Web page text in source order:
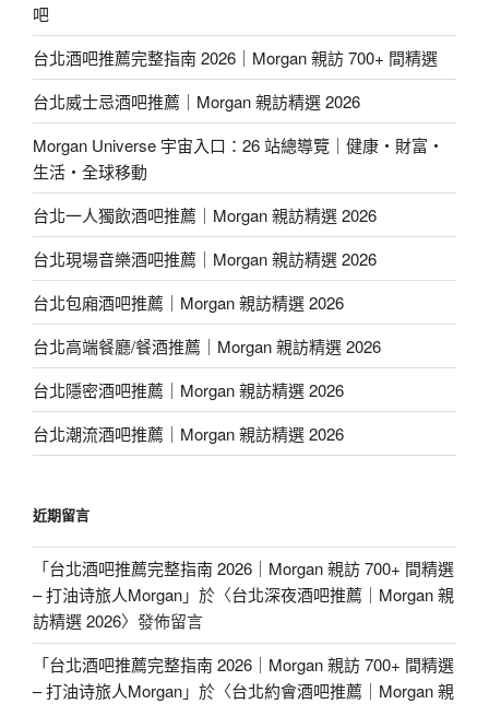
吧
台北酒吧推薦完整指南 2026｜Morgan 親訪 700+ 間精選
台北威士忌酒吧推薦｜Morgan 親訪精選 2026
Morgan Universe 宇宙入口：26 站總導覽｜健康・財富・
生活・全球移動
台北一人獨飲酒吧推薦｜Morgan 親訪精選 2026
台北現場音樂酒吧推薦｜Morgan 親訪精選 2026
台北包廂酒吧推薦｜Morgan 親訪精選 2026
台北高端餐廳/餐酒推薦｜Morgan 親訪精選 2026
台北隱密酒吧推薦｜Morgan 親訪精選 2026
台北潮流酒吧推薦｜Morgan 親訪精選 2026
近期留言
「台北酒吧推薦完整指南 2026｜Morgan 親訪 700+ 間精選
– 打油诗旅人Morgan」於〈台北深夜酒吧推薦｜Morgan 親
訪精選 2026〉發佈留言
「台北酒吧推薦完整指南 2026｜Morgan 親訪 700+ 間精選
– 打油诗旅人Morgan」於〈台北約會酒吧推薦｜Morgan 親